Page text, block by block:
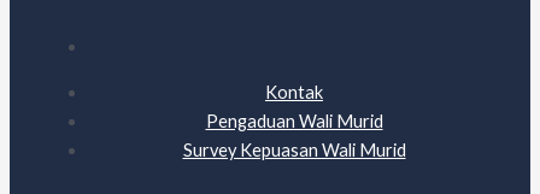
Kontak
Pengaduan Wali Murid
Survey Kepuasan Wali Murid